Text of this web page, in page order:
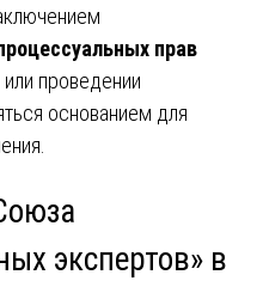
прав
или проведении
основанием для
экспертов» в